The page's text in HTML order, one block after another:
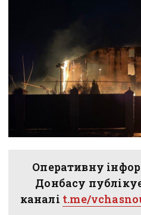
Оперативну
Донбасу
каналі t.me/